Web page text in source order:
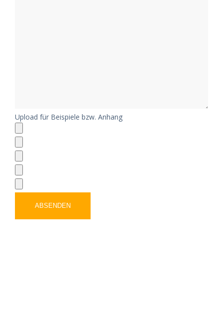
Upload für Beispiele bzw. Anhang